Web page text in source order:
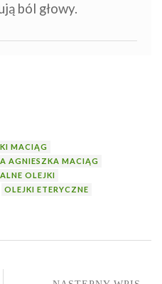
ból głowy.
MACIĄG
AGNIESZKA MACIĄG
OLEJKI
OLEJKI ETERYCZNE